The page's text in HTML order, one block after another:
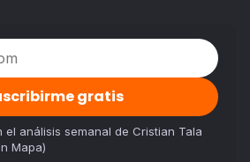
gratis
el análisis semanal de Cristian Tala
Mapa)